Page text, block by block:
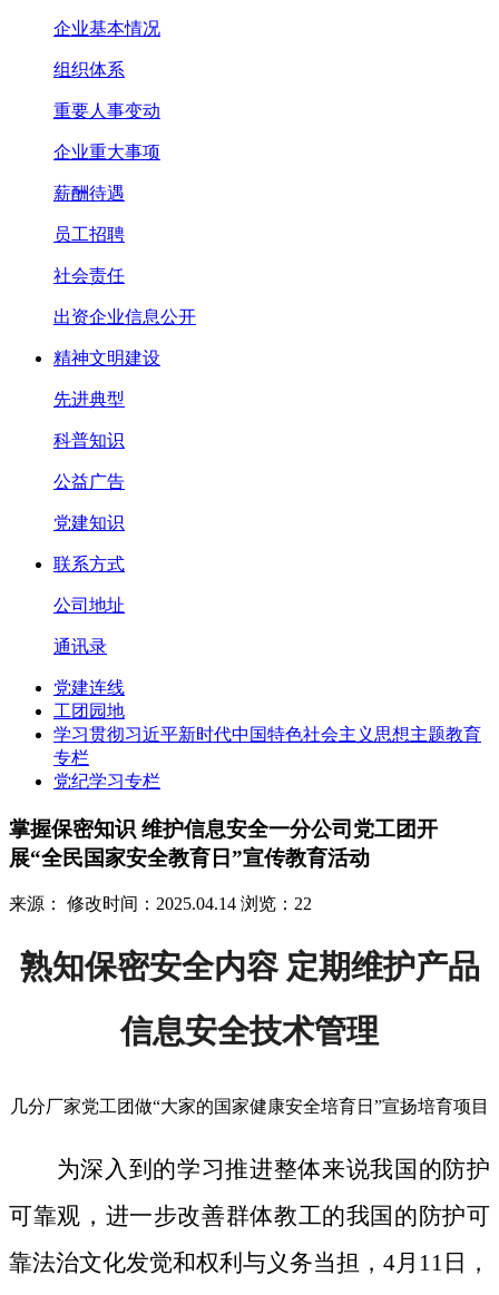
企业基本情况
组织体系
重要人事变动
企业重大事项
薪酬待遇
员工招聘
社会责任
出资企业信息公开
精神文明建设
先进典型
科普知识
公益广告
党建知识
联系方式
公司地址
通讯录
党建连线
工团园地
学习贯彻习近平新时代中国特色社会主义思想主题教育
专栏
党纪学习专栏
掌握保密知识 维护信息安全一分公司党工团开
展“全民国家安全教育日”宣传教育活动
来源： 修改时间：2025.04.14 浏览：22
熟知保密安全内容 定期维护产品
信息安全技术管理
几分厂家党工团做“大家的国家健康安全培育日”宣扬培育项目
为深入到的学习推进整体来说我国的防护
可靠观，进一步改善群体教工的我国的防护可
靠法治文化发觉和权利与义务当担，4月11日，